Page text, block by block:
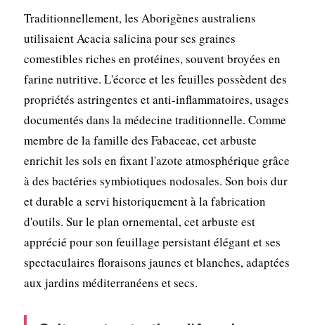
Traditionnellement, les Aborigènes australiens
utilisaient Acacia salicina pour ses graines
comestibles riches en protéines, souvent broyées en
farine nutritive. L'écorce et les feuilles possèdent des
propriétés astringentes et anti-inflammatoires, usages
documentés dans la médecine traditionnelle. Comme
membre de la famille des Fabaceae, cet arbuste
enrichit les sols en fixant l'azote atmosphérique grâce
à des bactéries symbiotiques nodosales. Son bois dur
et durable a servi historiquement à la fabrication
d'outils. Sur le plan ornemental, cet arbuste est
apprécié pour son feuillage persistant élégant et ses
spectaculaires floraisons jaunes et blanches, adaptées
aux jardins méditerranéens et secs.